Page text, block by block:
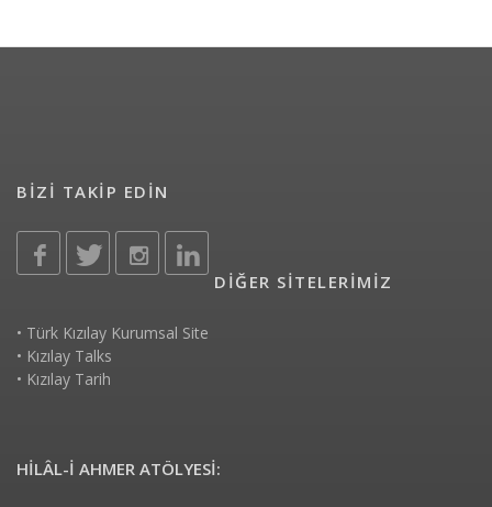
BİZİ TAKİP EDİN
DİĞER SİTELERİMİZ
• Türk Kızılay Kurumsal Site
• Kızılay Talks
• Kızılay Tarih
HİLÂL-İ AHMER ATÖLYESİ: